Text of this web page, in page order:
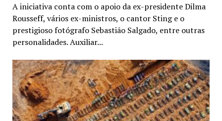
A iniciativa conta com o apoio da ex-presidente Dilma
Rousseff, vários ex-ministros, o cantor Sting e o
prestigioso fotógrafo Sebastião Salgado, entre outras
personalidades. Auxiliar...